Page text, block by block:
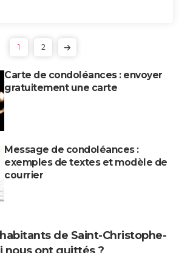
1 2
Carte de condoléances : envoyer
gratuitement une carte
Message de condoléances :
exemples de textes et modèle de
courrier
de Saint-Christophe-
nous ont quittés ?